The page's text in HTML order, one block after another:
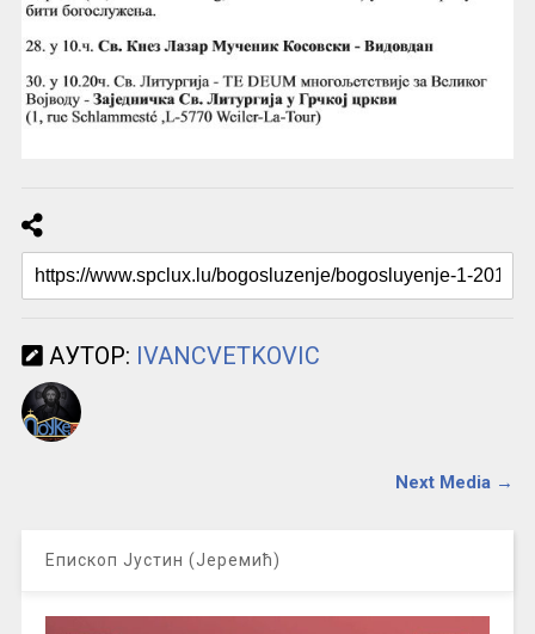
АУТОР: IVANCVETKOVIC
Next Media →
Епископ Јустин (Јеремић)